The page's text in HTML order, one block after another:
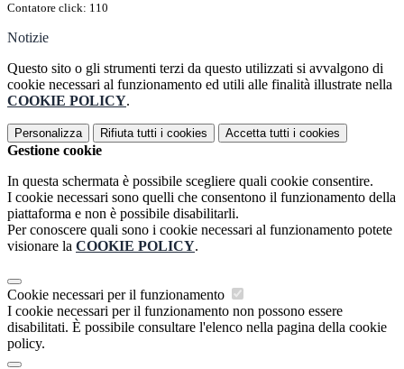
Contatore click: 110
Notizie
Questo sito o gli strumenti terzi da questo utilizzati si avvalgono di
cookie necessari al funzionamento ed utili alle finalità illustrate nella
COOKIE POLICY.
Personalizza Rifiuta tutti i cookies Accetta tutti i cookies
Gestione cookie
In questa schermata è possibile scegliere quali cookie consentire.
I cookie necessari sono quelli che consentono il funzionamento della
piattaforma e non è possibile disabilitarli.
Per conoscere quali sono i cookie necessari al funzionamento potete
visionare la COOKIE POLICY.
Cookie necessari per il funzionamento
I cookie necessari per il funzionamento non possono essere
disabilitati. È possibile consultare l'elenco nella pagina della cookie
policy.